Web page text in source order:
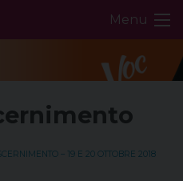
Menu
– 19 E 20 OTTOBRE 2018